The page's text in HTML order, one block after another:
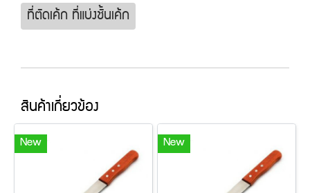
ที่ตัดเค้ก ที่แบ่งชั้นเค้ก
สินค้าเกี่ยวข้อง
New New